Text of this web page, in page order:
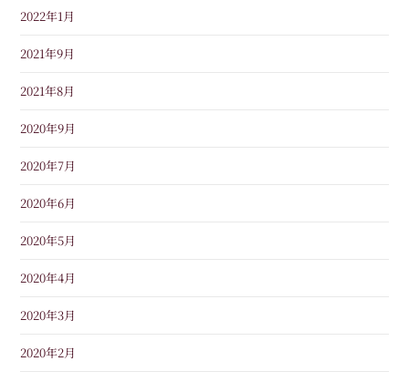
2022年1月
2021年9月
2021年8月
2020年9月
2020年7月
2020年6月
2020年5月
2020年4月
2020年3月
2020年2月